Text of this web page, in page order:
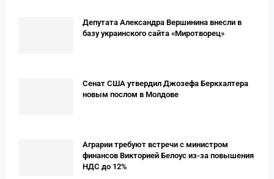
Депутата Александра Вершинина внесли в
базу украинского сайта «Миротворец»
Сенат США утвердил Джозефа Беркхалтера
новым послом в Молдове
Аграрии требуют встречи с министром
финансов Викторией Белоус из-за повышения
НДС до 12%